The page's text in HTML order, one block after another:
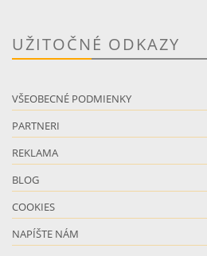
UŽITOČNÉ ODKAZY
VŠEOBECNÉ PODMIENKY
PARTNERI
REKLAMA
BLOG
COOKIES
NAPÍŠTE NÁM